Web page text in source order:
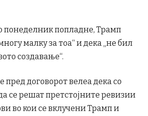
понеделник попладне, Трамп
малку за тоа“ и дека „не бил
создавање“.
пред договорот велеа дека со
се решат претстојните ревизии
во кои се вклучени Трамп и